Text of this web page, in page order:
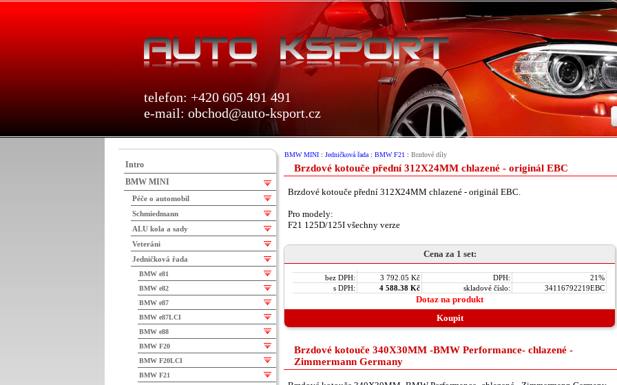
telefon: +420 605 491 491
e-mail: obchod@auto-ksport.cz
BMW MINI : Jedničková řada : BMW F21 : Brzdové díly
Brzdové kotouče přední 312X24MM chlazené - originál EBC
Brzdové kotouče přední 312X24MM chlazené - originál EBC.
Pro modely:
F21 125D/125I všechny verze
Cena za 1 set:
bez DPH: 3 792.05 Kč DPH:
21%
s DPH:
4 588.38 Kč skladové číslo: 34116792219EBC
Dotaz na produkt
Koupit
Brzdové kotouče 340X30MM -BMW Performance- chlazené -
Zimmermann Germany
Intro
BMW MINI
Péče o automobil
Schmiedmann
ALU kola a sady
Veteráni
Jedničková řada
BMW e81
BMW e82
BMW e87
BMW e87LCI
BMW e88
BMW F20
BMW F20LCI
BMW F21